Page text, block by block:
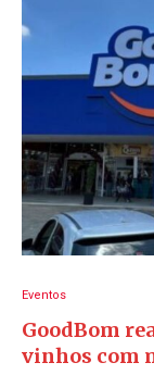
Eventos
GoodBom
vinhos com